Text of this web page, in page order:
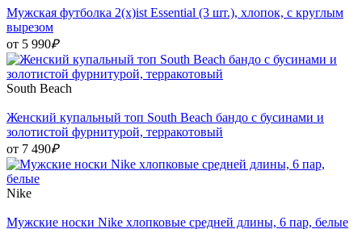
Мужская футболка 2(x)ist Essential (3 шт.), хлопок, с круглым
вырезом
от 5 990₽
South Beach
Женский купальный топ South Beach бандо с бусинами и
золотистой фурнитурой, терракотовый
от 7 490₽
Nike
Мужские носки Nike хлопковые средней длины, 6 пар, белые